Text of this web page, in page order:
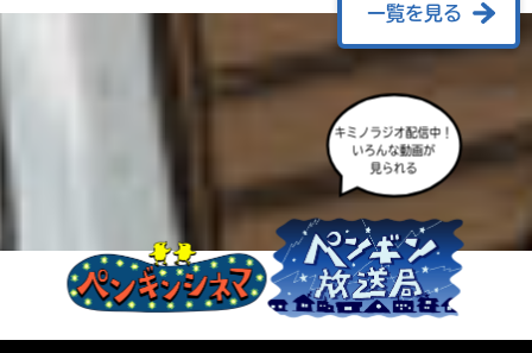
一覧を見る
キミノラジオ配信中！
いろんな動画が
見られる
も
度
み
て
ね
る